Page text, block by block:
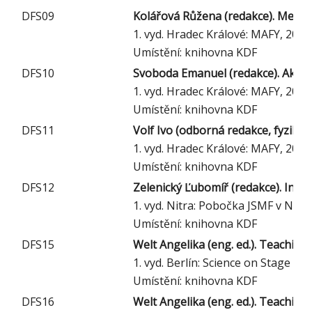
DFS09
Kolářová Růžena (redakce).
1. vyd. Hradec Králové: MAFY, 2001
Umístění: knihovna KDF
DFS10
Svoboda Emanuel (redakce).
1. vyd. Hradec Králové: MAFY, 2002
Umístění: knihovna KDF
DFS11
Volf Ivo (odborná redakce,
1. vyd. Hradec Králové: MAFY, 2001
Umístění: knihovna KDF
DFS12
Zelenický Ľubomíř (redakce).
1. vyd. Nitra: Pobočka JSMF v
Umístění: knihovna KDF
DFS15
Welt Angelika (eng. ed.). Teaching
1. vyd. Berlín: Science on Stage
Umístění: knihovna KDF
DFS16
Welt Angelika (eng. ed.). Teaching